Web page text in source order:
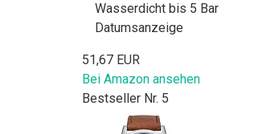
Wasserdicht bis 5 Bar
Datumsanzeige
51,67 EUR
Bei Amazon ansehen
Bestseller Nr. 5